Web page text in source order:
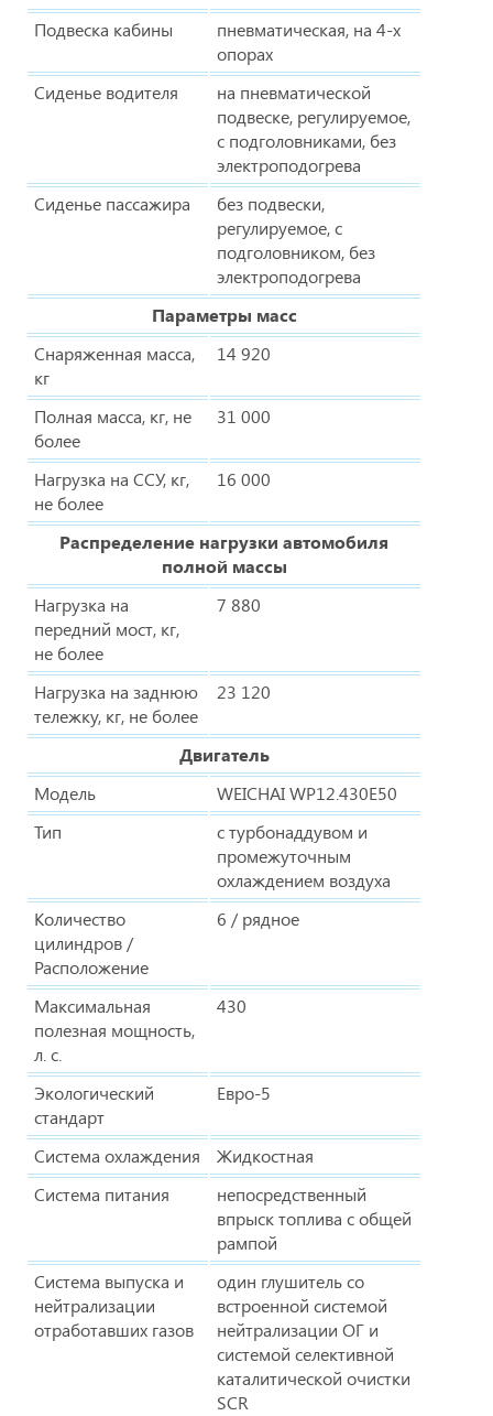
Подвеска кабины
пневматическая, на 4-х
опорах
Сиденье водителя
на пневматической
подвеске, регулируемое,
с подголовниками, без
электроподогрева
Сиденье пассажира
без подвески,
регулируемое, с
подголовником, без
электроподогрева
Параметры масс
Снаряженная масса,
кг
14 920
Полная масса, кг, не
более
31 000
Нагрузка на ССУ, кг,
не более
16 000
Распределение нагрузки автомобиля
полной массы
Нагрузка на
передний мост, кг,
не более
7 880
Нагрузка на заднюю
тележку, кг, не более
23 120
Двигатель
Модель
WEICHAI WP12.430E50
Тип
с турбонаддувом и
промежуточным
охлаждением воздуха
Количество
цилиндров /
Расположение
6 / рядное
Максимальная
полезная мощность,
л. с.
430
Экологический
стандарт
Евро-5
Система охлаждения
Жидкостная
Система питания
непосредственный
впрыск топлива с общей
рампой
Система выпуска и
нейтрализации
отработавших газов
один глушитель со
встроенной системой
нейтрализации ОГ и
системой селективной
каталитической очистки
SCR